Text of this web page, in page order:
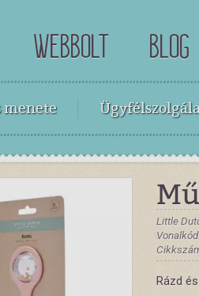
WEBBOLT BLOG
menete
Little
Rázd